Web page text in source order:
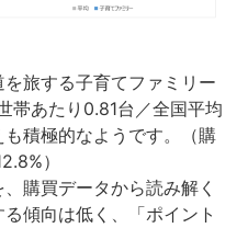
を旅する子育てファミリー
帯あたり0.81台／全国平均
積極的なようです。（購
）
購買データから読み解く
傾向は低く、「ポイント